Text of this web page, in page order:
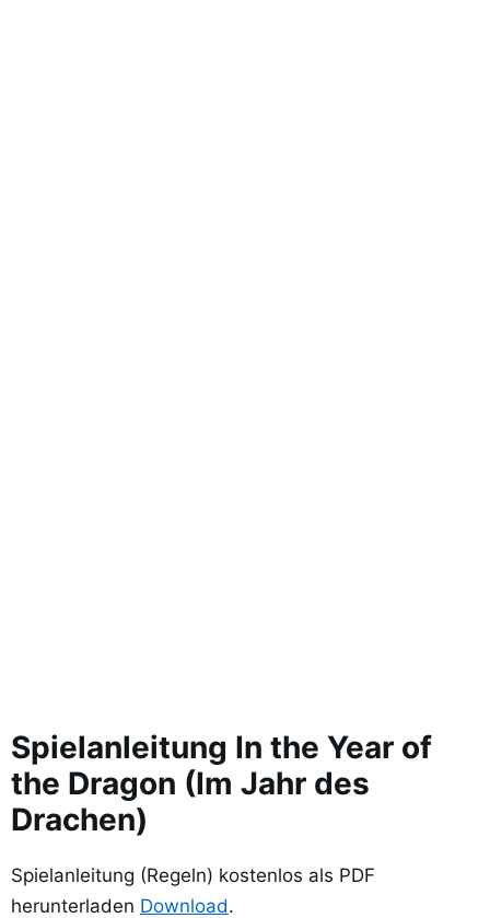
Spielanleitung In the Year of
the Dragon (Im Jahr des
Drachen)
Spielanleitung (Regeln) kostenlos als PDF
herunterladen Download.